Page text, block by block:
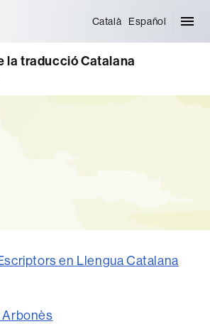
Català Español
la traducció Catalana
en Llengua Catalana